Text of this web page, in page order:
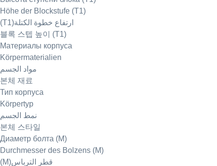
Höhe der Blockstufe (T1)
(T1)ارتفاع خطوة الكتلة
블록 스텝 높이 (T1)
Материалы корпуса
Körpermaterialien
مواد الجسم
본체 재료
Тип корпуса
Körpertyp
نمط الجسم
본체 스타일
Диаметр болта (M)
Durchmesser des Bolzens (M)
(M)قطر الترباس